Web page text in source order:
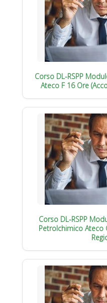
Corso DL-RSPP
Ateco F 16 Ore
Corso DL-RSPP
Petrolchimico Ateco